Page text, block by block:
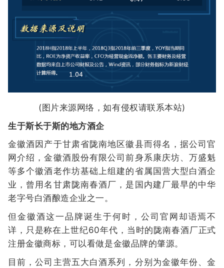
(图片来源网络，如有侵权请联系本站)
生于斯长于斯的地方酒企
金徽酒因产于甘肃省陇南地区徽县而得名，据公司官
网介绍，金徽酒股份有限公司前身系康庆坊、万盛魁
等多个徽酒老作坊基础上组建的省属国营大型白酒企
业，曾用名甘肃陇南春酒厂，是国内建厂最早的中华
老字号白酒酿造企业之一。
但金徽酒这一品牌诞生于何时，公司官网却语焉不
详，只是称在上世纪60年代，当时的陇南春酒厂正式
注册金徽商标，可以看做是金徽品牌的肇源。
目前，公司主营五大白酒系列，分别为金徽年份、金